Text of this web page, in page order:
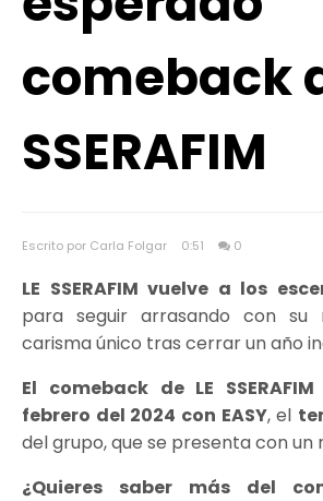
comeback
SSERAFIM
Escrito por Carla Folgar 0:51 0
LE SSERAFIM vuelve a los
para seguir arrasando con su
carisma único tras cerrar un año
El comeback de LE
febrero del 2024 con EASY, el
del grupo, que se presenta con un
¿Quieres saber más del